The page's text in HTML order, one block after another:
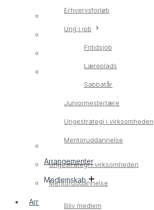
Erhvervsforløb
Ung i job
Fritidsjob
Læreplads
Sabbatår
Juniormesterlære
Ungestrategi i virksomheden
Mentoruddannelse
Arrangementer
Medlemskab
Bliv medlem
Erhvervsrettet ungeindsats
LærlingConnect
Erhvervsforløb
Fritidsjob
Læreplads
Sabbatår
Juniormesterlære
Ungestrategi i virksomheden
Mentoruddannelse
Arrangementer